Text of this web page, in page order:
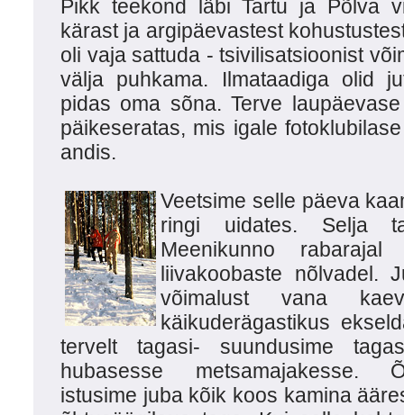
Pikk teekond läbi Tartu ja Põlva
kärast ja argipäevastest
oli vaja sattuda - tsivilisatsioonist
välja puhkama. Ilmataadiga olid
pidas oma sõna. Terve
päikeseratas, mis igale
andis.
Veetsime selle päeva
ringi uidates. Selja
Meenikunno
liivakoobaste nõlvadel.
võimalust vana
käikuderägastikus
tervelt tagasi- suundusime
hubasesse metsamajakesse.
istusime juba kõik koos kamina